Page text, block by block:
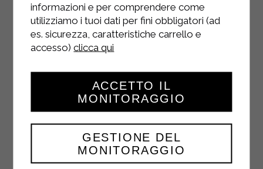
YOUTUBE
TWITTER
informazioni e per comprendere come
utilizziamo i tuoi dati per fini obbligatori (ad
es. sicurezza, caratteristiche carrello e
accesso)clicca qui
GESTIONE DEL
MONITORAGGIO
ACCETTO IL
MONITORAGGIO